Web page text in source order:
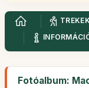
TREKEK
Fotóalbum: